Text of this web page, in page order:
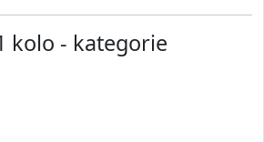
kolo - kategorie